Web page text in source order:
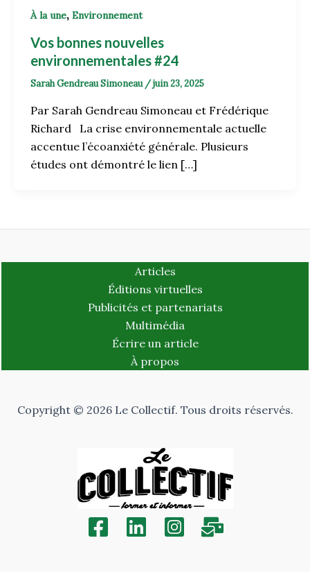
À la une, Environnement
Vos bonnes nouvelles
environnementales #24
Sarah Gendreau Simoneau /juin 23, 2025
Par Sarah Gendreau Simoneau et Frédérique
Richard La crise environnementale actuelle
accentue l’écoanxiété générale. Plusieurs
études ont démontré le lien […]
Articles
Éditions virtuelles
Publicités et partenariats
Multimédia
Écrire un article
À propos
Copyright © 2026 Le Collectif. Tous droits réservés.